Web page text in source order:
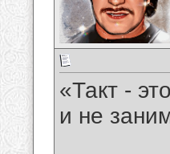
«Такт -
и не